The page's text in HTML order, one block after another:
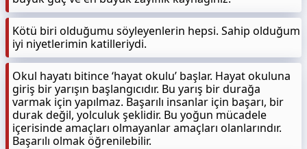
Kötü biri olduğumu söyleyenlerin hepsi. Sahip olduğum
iyi niyetlerimin katilleriydi.
Okul hayatı bitince ‘hayat okulu’ başlar. Hayat okuluna
giriş bir yarışın başlangıcıdır. Bu yarış bir durağa
varmak için yapılmaz. Başarılı insanlar için başarı, bir
durak değil, yolculuk şeklidir. Bu yoğun mücadele
içerisinde amaçları olmayanlar amaçları olanlarındır.
Başarılı olmak öğrenilebilir.